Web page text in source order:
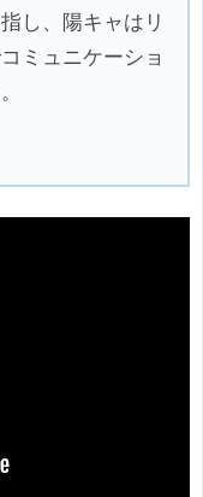
し、陽キャはリ
ミュニケーショ